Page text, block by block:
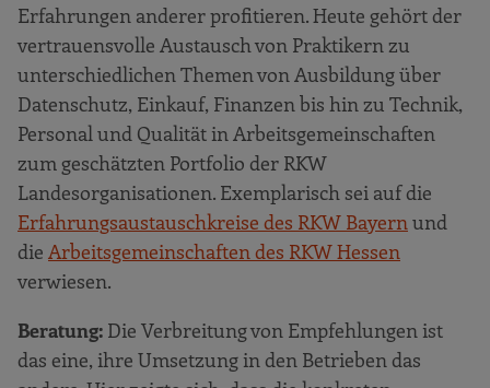
Erfahrungen anderer profitieren. Heute gehört der
vertrauensvolle Austausch von Praktikern zu
unterschiedlichen Themen von Ausbildung über
Datenschutz, Einkauf, Finanzen bis hin zu Technik,
Personal und Qualität in Arbeitsgemeinschaften
zum geschätzten Portfolio der RKW
Landesorganisationen. Exemplarisch sei auf die
Erfahrungsaustauschkreise des RKW Bayernund
die Arbeitsgemeinschaften des RKW Hessen
verwiesen.
Beratung: Die Verbreitung von Empfehlungen ist
das eine, ihre Umsetzung in den Betrieben das